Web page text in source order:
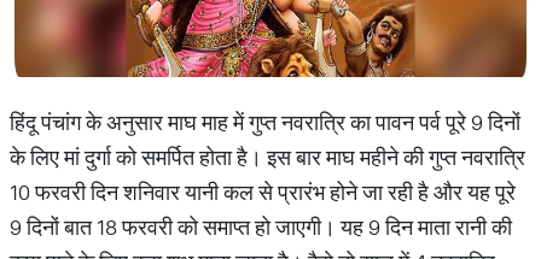
हिंदू पंचांग के अनुसार माघ माह में गुप्त नवरात्रि का पावन पर्व पूरे 9 दिनों
के लिए मां दुर्गा को समर्पित होता है। इस बार माघ महीने की गुप्त नवरात्रि
10 फरवरी दिन शनिवार यानी कल से प्रारंभ होने जा रही है और यह पूरे
9 दिनों बात 18 फरवरी को समाप्त हो जाएगी। यह 9 दिन माता रानी की